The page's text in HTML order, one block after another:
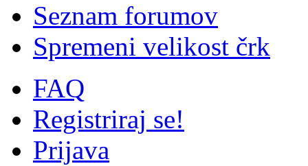
Seznam forumov
Spremeni velikost črk
FAQ
Registriraj se!
Prijava